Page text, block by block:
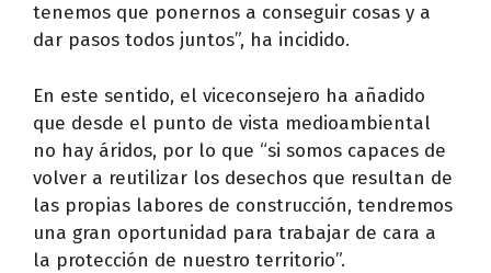
tenemos que ponernos a conseguir cosas y a
dar pasos todos juntos”, ha incidido.
En este sentido, el viceconsejero ha añadido
que desde el punto de vista medioambiental
no hay áridos, por lo que “si somos capaces de
volver a reutilizar los desechos que resultan de
las propias labores de construcción, tendremos
una gran oportunidad para trabajar de cara a
la protección de nuestro territorio”.